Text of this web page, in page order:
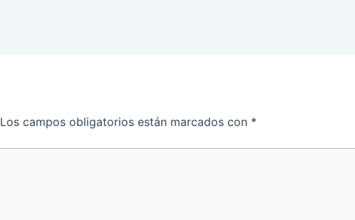
Los campos obligatorios están marcados con *